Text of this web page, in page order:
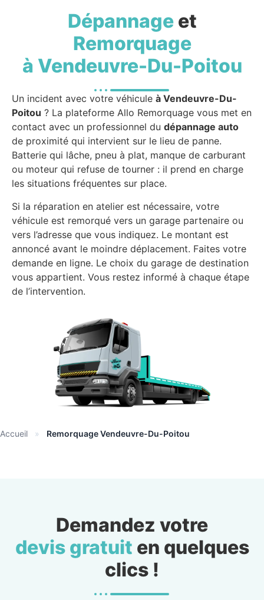
Dépannageet
Remorquage
à Vendeuvre-Du-Poitou
Un incident avec votre véhicule à Vendeuvre-Du-
Poitou ? La plateforme Allo Remorquage vous met en
contact avec un professionnel du dépannage auto
de proximité qui intervient sur le lieu de panne.
Batterie qui lâche, pneu à plat, manque de carburant
ou moteur qui refuse de tourner : il prend en charge
les situations fréquentes sur place.
Si la réparation en atelier est nécessaire, votre
véhicule est remorqué vers un garage partenaire ou
vers l’adresse que vous indiquez. Le montant est
annoncé avant le moindre déplacement. Faites votre
demande en ligne. Le choix du garage de destination
vous appartient. Vous restez informé à chaque étape
de l’intervention.
Accueil » Remorquage Vendeuvre-Du-Poitou
Demandez votre
devis gratuit en quelques
clics !